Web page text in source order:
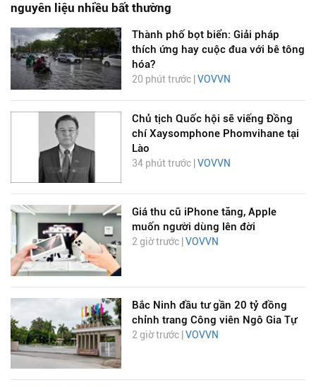
nguyên liệu nhiều bất thường
Thành phố bọt biển: Giải pháp
thích ứng hay cuộc đua với bê tông
hóa?
20 phút trước | VOVVN
Chủ tịch Quốc hội sẽ viếng Đồng
chí Xaysomphone Phomvihane tại
Lào
34 phút trước | VOVVN
Giá thu cũ iPhone tăng, Apple
muốn người dùng lên đời
2 giờ trước | VOVVN
Bắc Ninh đầu tư gần 20 tỷ đồng
chỉnh trang Công viên Ngô Gia Tự
2 giờ trước | VOVVN